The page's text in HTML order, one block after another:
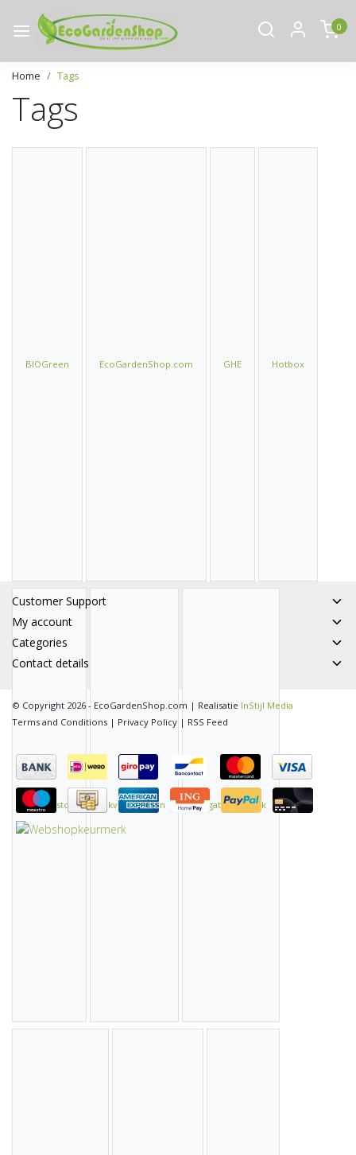
0
Home Tags
Tags
BIOGreen EcoGardenShop.com GHE Hotbox
Ijkvloeistof Ijkvloeistoffen Irrigatietechniek
Customer Support
My account
Categories
Contact details
© Copyright 2026 - EcoGardenShop.com | Realisatie InStijl Media
Terms and Conditions | Privacy Policy | RSS Feed